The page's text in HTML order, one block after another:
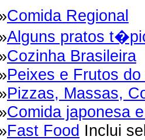
Comida Regional
Alguns pratos
Cozinha Brasileira
Peixes e Frutos do
Pizzas, Massas,
Comida japonesa
Fast Food Inclui